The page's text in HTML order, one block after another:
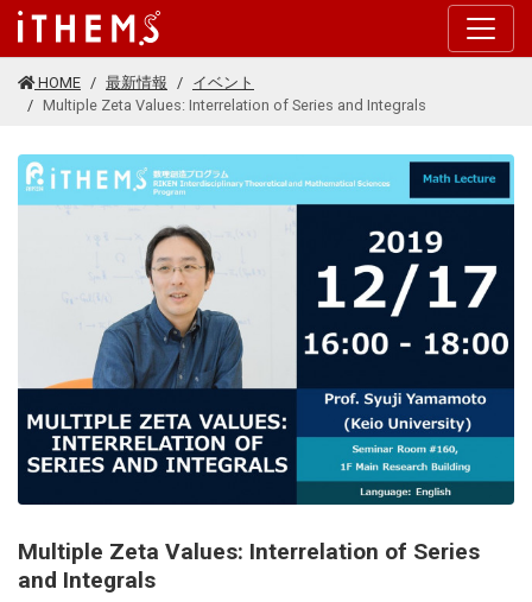
このページの本文に移動する
HOME 最新情報
イベント
Multiple Zeta Values: Interrelation of Series and Integrals
Multiple Zeta Values: Interrelation of Series
and Integrals